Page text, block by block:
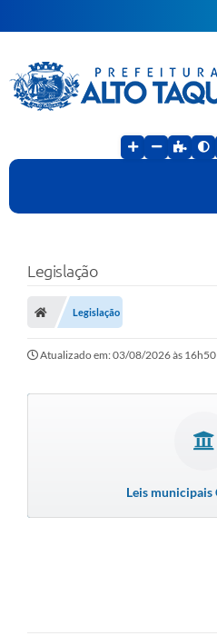
Legislação
Legislação
Atualizado em: 03/08/2026 às 16h50
Leis municipais